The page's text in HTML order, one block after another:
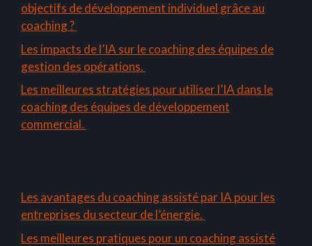
objectifs de développement individuel grâce au
coaching ?
Les impacts de l’IA sur le coaching des équipes de
gestion des opérations.
Les meilleures stratégies pour utiliser l’IA dans le
coaching des équipes de développement
commercial.
Les avantages du coaching assisté par IA pour les
entreprises du secteur de l’énergie.
Les meilleures pratiques pour un coaching assisté